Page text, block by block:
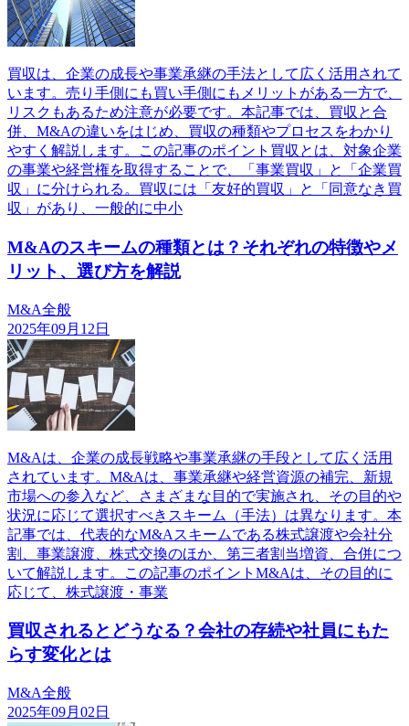
買収は、企業の成長や事業承継の手法として広く活用されて
います。売り手側にも買い手側にもメリットがある一方で、
リスクもあるため注意が必要です。本記事では、買収と合
併、M&Aの違いをはじめ、買収の種類やプロセスをわかり
やすく解説します。この記事のポイント買収とは、対象企業
の事業や経営権を取得することで、「事業買収」と「企業買
収」に分けられる。買収には「友好的買収」と「同意なき買
収」があり、一般的に中小
M&Aのスキームの種類とは？それぞれの特徴やメ
リット、選び方を解説
M&A全般
2025年09月12日
M&Aは、企業の成長戦略や事業承継の手段として広く活用
されています。M&Aは、事業承継や経営資源の補完、新規
市場への参入など、さまざまな目的で実施され、その目的や
状況に応じて選択すべきスキーム（手法）は異なります。本
記事では、代表的なM&Aスキームである株式譲渡や会社分
割、事業譲渡、株式交換のほか、第三者割当増資、合併につ
いて解説します。この記事のポイントM&Aは、その目的に
応じて、株式譲渡・事業
買収されるとどうなる？会社の存続や社員にもた
らす変化とは
M&A全般
2025年09月02日